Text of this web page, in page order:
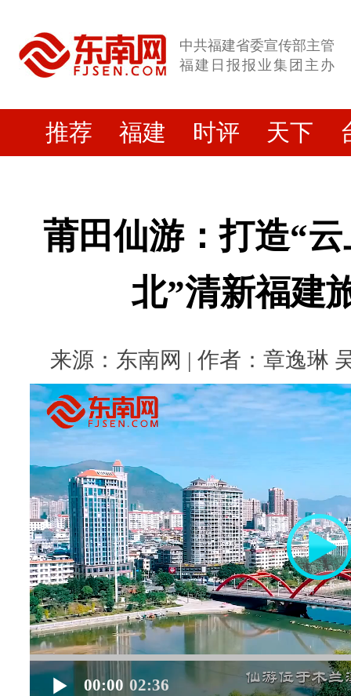
中共福建省委宣传部主管
福建日报报业集团主办
推荐 福建 时评 天下
莆田仙游：打造“
北”清新福建
来源：东南网 | 作者：章逸琳
00:00 02:36